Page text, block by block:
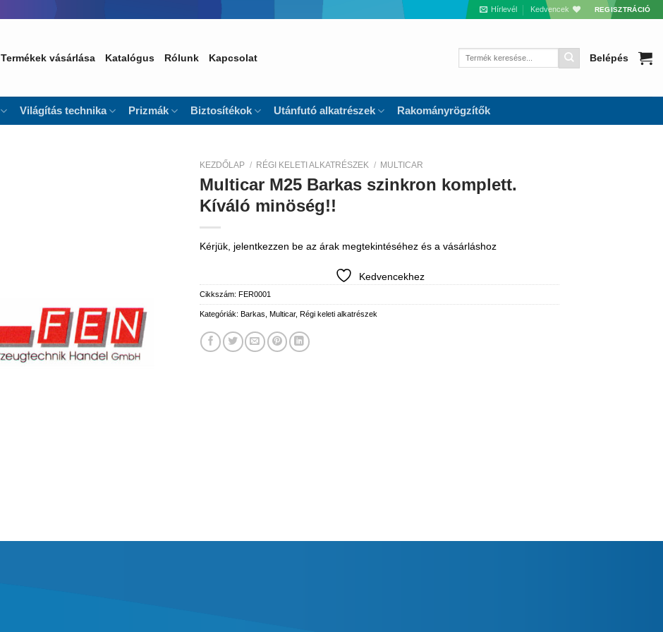
Hírlevél Kedvencek REGISZTRÁCIÓ
Termékek vásárlása Katalógus Rólunk Kapcsolat
Keresés
Belépés
Világítás technika Prizmák Biztosítékok Utánfutó alkatrészek Rakományrögzítők
KEZDŐLAP / RÉGI KELETI ALKATRÉSZEK / MULTICAR
Multicar M25 Barkas szinkron komplett.
Kíváló minöség!!
Kérjük, jelentkezzen be az árak megtekintéséhez és a vásárláshoz
Kedvencekhez
Cikkszám: FER0001
Kategóriák: Barkas Multicar, Régi keleti alkatrészek